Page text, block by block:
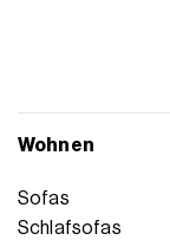
Wohnen
Sofas
Schlafsofas